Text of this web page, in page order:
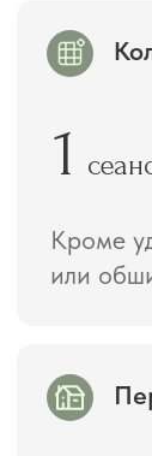
Типы
Подходит
невусов,
атером,